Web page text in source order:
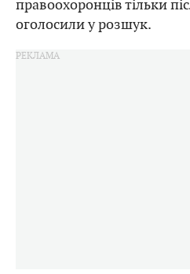
правоохоронців тільки
оголосили у розшук.